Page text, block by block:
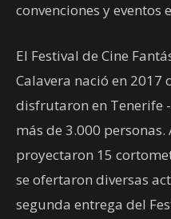
convenciones y eventos
El Festival de Cine
Calavera nació en 2017
disfrutaron en Tenerife
más de 3.000
proyectaron 15
se ofertaron diversas
segunda entrega del